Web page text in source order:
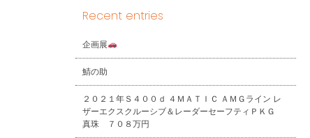
Recent entries
企画展
鯖の助
２０２１年Ｓ４００ｄ ４ＭＡＴＩＣ ＡＭＧライン レ
ザーエクスクルーシブ＆レーダーセーフティＰＫＧ
真珠 ７０８万円